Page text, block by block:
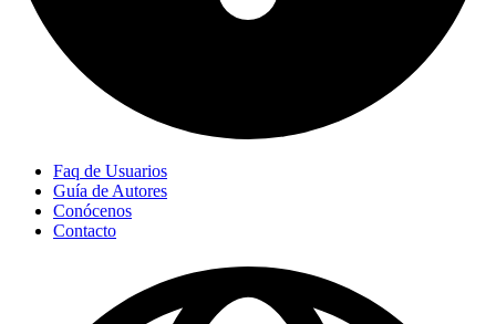
Faq de Usuarios
Guía de Autores
Conócenos
Contacto